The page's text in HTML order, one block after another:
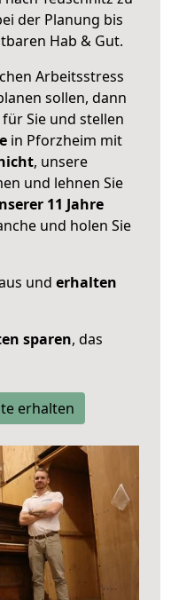
der Planung bis
Hab & Gut.
Arbeitsstress
sollen, dann
Sie und stellen
in Pforzheim mit
, unsere
und lehnen Sie
11 Jahre
und holen Sie
und erhalten
sparen, das
erhalten